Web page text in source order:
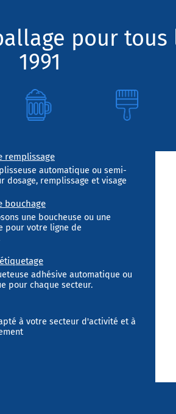
pour tous
1991
remplissage
automatique ou semi-
dosage, remplissage et visage
bouchage
une boucheuse ou une
pour votre ligne de
adhésive automatique ou
pour chaque secteur.
à votre secteur d'activité et à